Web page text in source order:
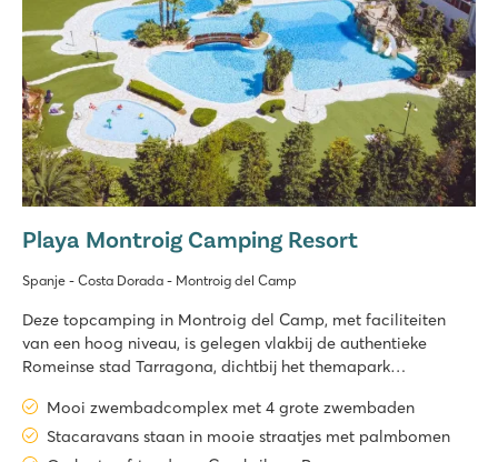
Playa Montroig Camping Resort
Spanje - Costa Dorada - Montroig del Camp
Deze topcamping in Montroig del Camp, met faciliteiten
van een hoog niveau, is gelegen vlakbij de authentieke
Romeinse stad Tarragona, dichtbij het themapark
de Costa Dorada. Het is dan ook niet voor niets dat camping
Playa Montroig met zijn
Mooi zwembadcomplex met 4 grote zwembaden
Stacaravans staan in mooie straatjes met palmbomen